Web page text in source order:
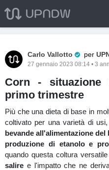
Carlo Vallotto Pro
per
27 gennaio 2023 08:14 • 3
Corn - situazione
primo trimestre
Più che una dieta di base in
coltivato per una varietà di
bevande all'alimentazione
produzione di etanolo e
quando questa coltura
salire e l'impatto che ne